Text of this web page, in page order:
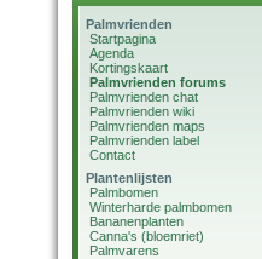
Palmvrienden
Startpagina
Agenda
Kortingskaart
Palmvrienden forums
Palmvrienden chat
Palmvrienden wiki
Palmvrienden maps
Palmvrienden label
Contact
Plantenlijsten
Palmbomen
Winterharde palmbomen
Bananenplanten
Canna's (bloemriet)
Palmvarens